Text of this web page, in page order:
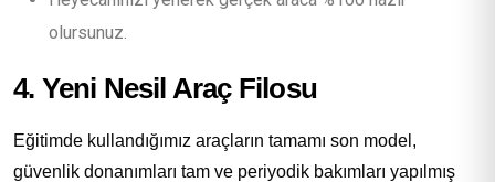
olursunuz.
4. Yeni Nesil Araç Filosu
Eğitimde kullandığımız araçların tamamı son model,
güvenlik donanımları tam ve periyodik bakımları yapılmış